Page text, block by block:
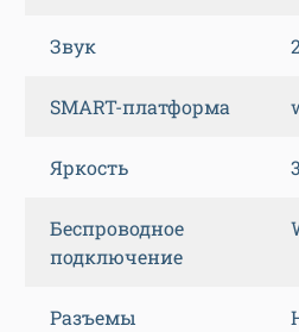
Звук
SMART-платформа
Яркость
Беспроводное
подключение
Разъемы